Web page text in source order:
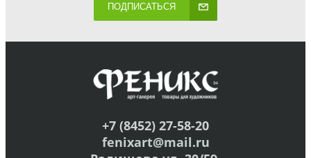
ПОДПИСАТЬСЯ
+7 (8452) 27-58-20
fenixart@mail.ru